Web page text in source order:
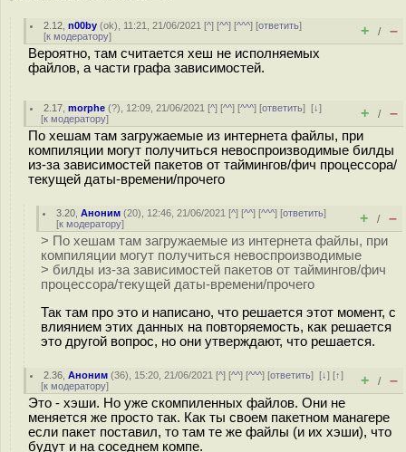
2.12 ,n00by (ok), 11:21, 21/06/2021 [^] [^^] [^^^] [ответить]
[к модератору] + / –
Вероятно, там считается хеш не исполняемых
файлов, а части графа зависимостей.
2.17 ,morphe (?), 12:09, 21/06/2021 [^] [^^] [^^^] [ответить][↓]
[к модератору] + / –
По хешам там загружаемые из интернета файлы, при
компиляции могут получиться невоспроизводимые билды
из-за зависимостей пакетов от таймингов/фич процессора/
текущей даты-времени/прочего
3.20 ,Аноним (20), 12:46, 21/06/2021 [^] [^^] [^^^] [ответить]
[к модератору] + / –
> По хешам там загружаемые из интернета файлы, при
компиляции могут получиться невоспроизводимые
> билды из-за зависимостей пакетов от таймингов/фич
процессора/текущей даты-времени/прочего
Так там про это и написано, что решается этот момент, с
влиянием этих данных на повторяемость, как решается
это другой вопрос, но они утверждают, что решается.
2.36 ,Аноним (36), 15:20, 21/06/2021 [^] [^^] [^^^] [ответить][↓] [↑]
[к модератору] + / –
Это - хэши. Но уже скомпиленных файлов. Они не
меняется же просто так. Как ты своем пакетном манагере
если пакет поставил, то там те же файлы (и их хэши), что
будут и на соседнем компе.